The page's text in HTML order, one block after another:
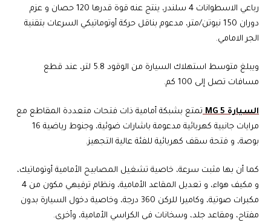
رباعي الاسطوانات 4 سلندر، ينتج عنه قوة قدرها 120 حصان و عزم
دوران 150 نيوتن/متر، مدعوم بناقل حركة أوتوماتيكي السرعات بتقنية
الجر الامامي.
ويبلغ متوسط استهلاك السيارة من الوقود 5.8 لتر، عند قطع
مسافات تصل إلى 100 كم.
السيارة MG 5
تمتع بشبكة أمامية ذات فتحات متعددة المقاطع مع
مرايات جانبية كهربائية مدعومة باشارات ضوئية، وجنوط رياضية 16
بوصة، و فتحة سقف كهربائية للفئة عالية التجهيز.
كما أن بها مثبت سرعة، خاصية تشغيل المصابيح الأمامية أوتوماتيك،
و مكيف هواء، و تعديل المقاعد الأمامية، ونظام ترفيهي مكون من 4
مكبرات صوتية، وكاميرا للركن 360 درجة، وخاصية دخول السيارة بدون
مفتاح، ومقاعد جلد، وسخانات فى الكراسي الأمامية، وأخرى.